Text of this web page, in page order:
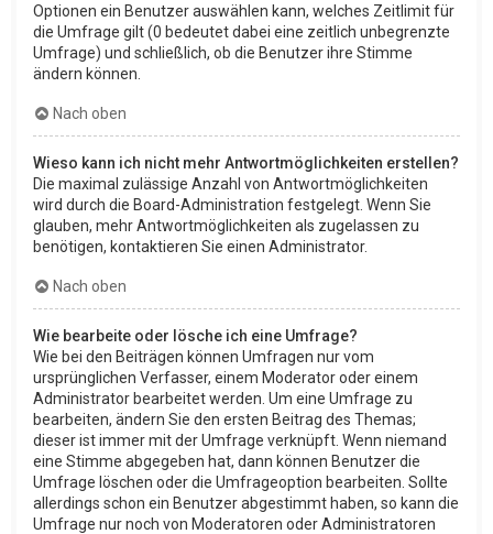
Optionen ein Benutzer auswählen kann, welches Zeitlimit für
die Umfrage gilt (0 bedeutet dabei eine zeitlich unbegrenzte
Umfrage) und schließlich, ob die Benutzer ihre Stimme
ändern können.
Nach oben
Wieso kann ich nicht mehr Antwortmöglichkeiten erstellen?
Die maximal zulässige Anzahl von Antwortmöglichkeiten
wird durch die Board-Administration festgelegt. Wenn Sie
glauben, mehr Antwortmöglichkeiten als zugelassen zu
benötigen, kontaktieren Sie einen Administrator.
Nach oben
Wie bearbeite oder lösche ich eine Umfrage?
Wie bei den Beiträgen können Umfragen nur vom
ursprünglichen Verfasser, einem Moderator oder einem
Administrator bearbeitet werden. Um eine Umfrage zu
bearbeiten, ändern Sie den ersten Beitrag des Themas;
dieser ist immer mit der Umfrage verknüpft. Wenn niemand
eine Stimme abgegeben hat, dann können Benutzer die
Umfrage löschen oder die Umfrageoption bearbeiten. Sollte
allerdings schon ein Benutzer abgestimmt haben, so kann die
Umfrage nur noch von Moderatoren oder Administratoren